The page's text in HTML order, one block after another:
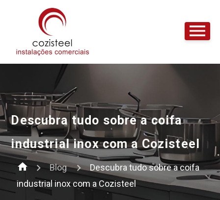
Descubra tudo sobre a coifa
industrial inox com a Cozisteel
home Blog
Descubra tudo sobre a coifa
industrial inox com a Cozisteel